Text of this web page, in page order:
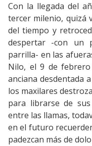
Con la llegada del
tercer milenio, quizá
del tiempo y
despertar -con un
parrilla- en las
Nilo, el 9 de
anciana desdentada
los maxilares
para librarse de
entre las llamas,
en el futuro
padezcan más de